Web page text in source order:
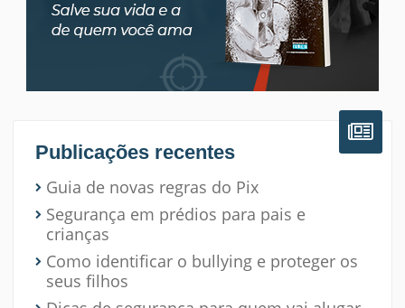
Publicações recentes
Guia de novas regras do Pix
Segurança em prédios para pais e
crianças
Como identificar o bullying e proteger os
seus filhos